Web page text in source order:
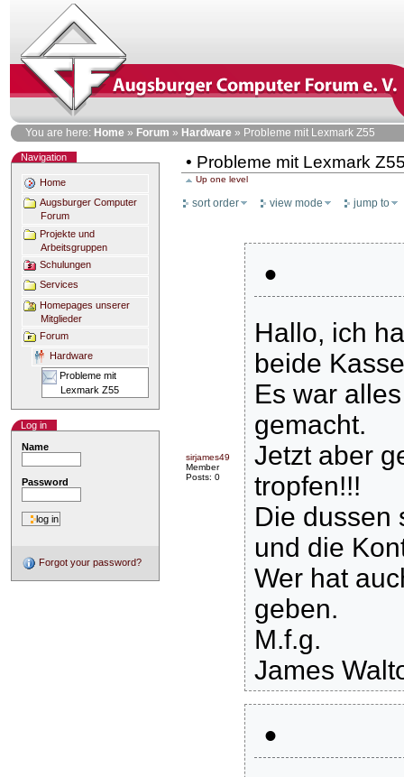
Personal
tools
You are here: Home » Forum » Hardware » Probleme mit Lexmark Z55
Navigation
Home
Augsburger Computer
Forum
Projekte und
Arbeitsgruppen
Schulungen
Services
Homepages unserer
Mitglieder
Forum
Hardware
Probleme mit
Lexmark Z55
Log in
Name
Password
Forgot your password?
• Probleme mit Lexmark
Up one level
sort order view mode jump to
sirjames49
Member
Posts: 0
•
Hallo, ich
beide
Es war
gemacht.
Jetzt aber
tropfen!!!
Die dussen
und die
Wer hat
geben.
M.f.g.
James
•